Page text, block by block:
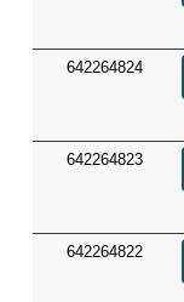
642264824
642264823
642264822